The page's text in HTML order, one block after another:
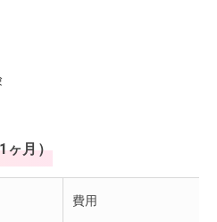
ヶ月）
費用